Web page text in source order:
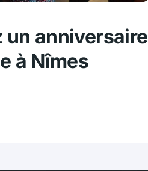
un anniversaire
à Nîmes